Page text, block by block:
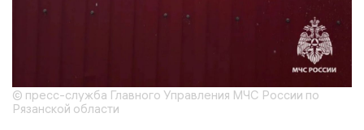
© пресс-служба Главного Управления МЧС России по
Рязанской области